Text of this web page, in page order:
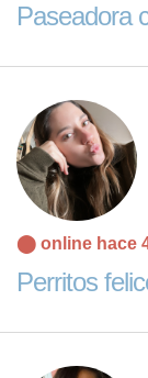
Paseadora
⬤ online hace
Perritos